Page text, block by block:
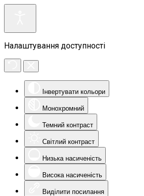
Налаштування доступності
Інвертувати кольори
Монохромний
Темний контраст
Світлий контраст
Низька насиченість
Висока насиченість
Виділити посилання